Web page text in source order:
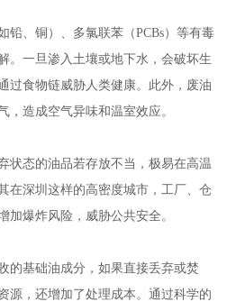
铅、铜）、多氯联苯（PCBs）等有毒
。一旦渗入土壤或地下水，会破坏生
过食物链威胁人类健康。此外，废油
，造成空气异味和温室效应。
状态的油品若存放不当，极易在高温
在深圳这样的高密度城市，工厂、仓
加爆炸风险，威胁公共安全。
的基础油成分，如果直接丢弃或焚
源，还增加了处理成本。通过科学的